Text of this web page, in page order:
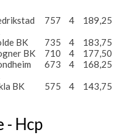
757 4
189,25
BK 735 4
183,75
BK 710 4
177,50
673 4
168,25
BK 575 4 143,75
- Hcp